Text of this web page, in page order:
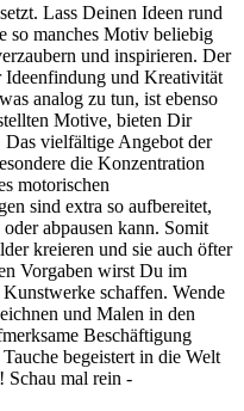
Lass Deinen Ideen rund
so manches Motiv beliebig
und inspirieren. Der
Ideenfindung und Kreativität
analog zu tun, ist ebenso
Motive, bieten Dir
vielfältige Angebot der
die Konzentration
motorischen
sind extra so aufbereitet,
abpausen kann. Somit
kreieren und sie auch öfter
Vorgaben wirst Du im
schaffen. Wende
und Malen in den
Beschäftigung
begeistert in die Welt
Schau mal rein -